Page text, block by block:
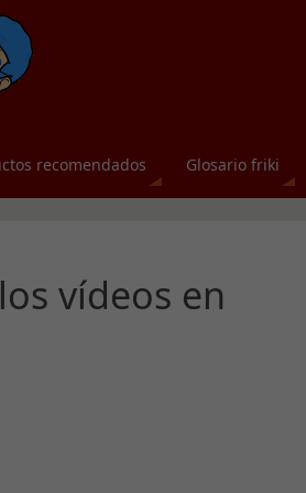
recomendados Glosario friki
vídeos en